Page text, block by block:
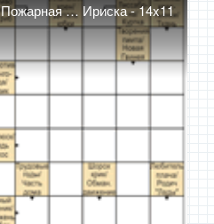
Пожарная … Ириска - 14x11